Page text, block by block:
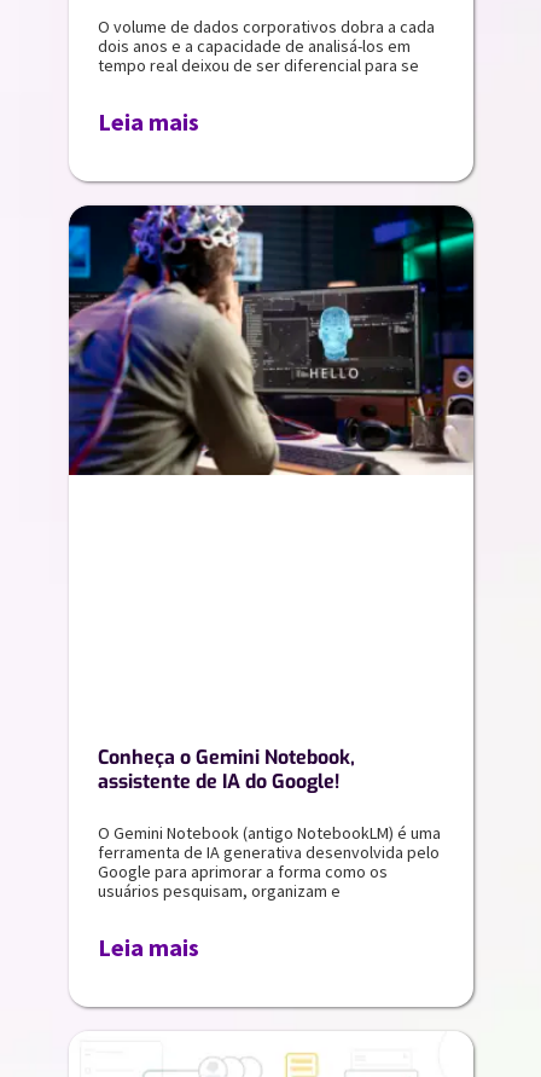
O volume de dados corporativos dobra a cada
dois anos e a capacidade de analisá-los em
tempo real deixou de ser diferencial para se
Leia mais
Conheça o Gemini Notebook,
assistente de IA do Google!
O Gemini Notebook (antigo NotebookLM) é uma
ferramenta de IA generativa desenvolvida pelo
Google para aprimorar a forma como os
usuários pesquisam, organizam e
Leia mais